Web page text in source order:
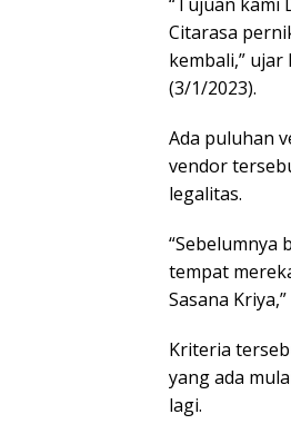
Citarasa
kembali,”
(3/1/2023).
Ada puluhan
vendor
legalitas.
“Sebelumnya
tempat
Sasana
Kriteria
yang ada
lagi.